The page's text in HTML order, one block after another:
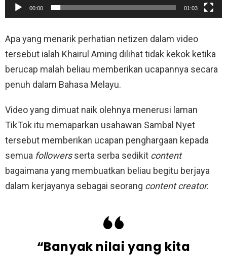
00:00 01:03
Apa yang menarik perhatian netizen dalam video
tersebut ialah Khairul Aming dilihat tidak kekok ketika
berucap malah beliau memberikan ucapannya secara
penuh dalam Bahasa Melayu.
Video yang dimuat naik olehnya menerusi laman
TikTok itu memaparkan usahawan Sambal Nyet
tersebut memberikan ucapan penghargaan kepada
semua followersserta serba sedikit content
bagaimana yang membuatkan beliau begitu berjaya
dalam kerjayanya sebagai seorang content creator.
“Banyak nilai yang kita